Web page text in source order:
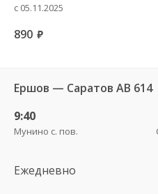
с 05.11.2025
890 руб.
Ершов — Саратов АВ 614
9:40
Мунино с. пов.
Ежедневно